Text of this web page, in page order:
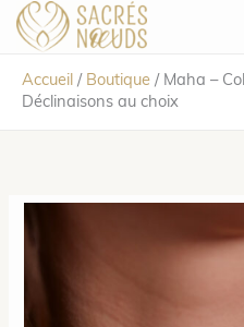
Aller
contenu
Accueil / Boutique / Maha –
Déclinaisons au choix